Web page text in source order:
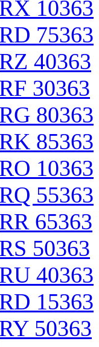
RX 10363
RD 75363
RZ 40363
RF 30363
RG 80363
RK 85363
RO 10363
RQ 55363
RR 65363
RS 50363
RU 40363
RD 15363
RY 50363